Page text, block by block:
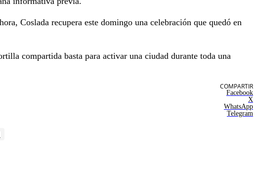
Coslada recupera este domingo una celebración que quedó en
compartida basta para activar una ciudad durante toda una
COMPARTIR
Facebook
X
WhatsApp
Telegram